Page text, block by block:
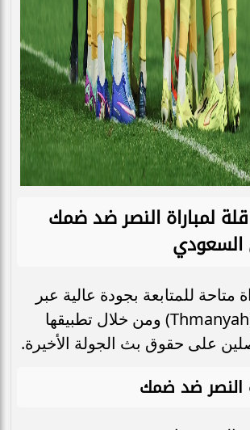
لمباراة النصر ضد ضمك
متاحة للمتابعة بجودة عالية عبر
قنوات ثمانية (Thmanyah) ومن خلال تطبيقها
على حقوق بث الجولة الأخيرة.
النصر ضد ضمك